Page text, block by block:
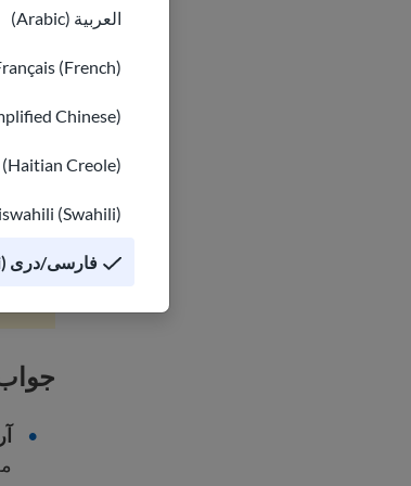
العربية (Arabic)
(French)
Chinese)
Creole)
(Swahili)
فارسی/دری (Persian/Dari)